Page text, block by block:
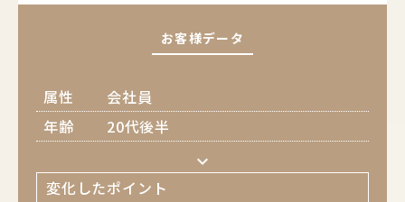
お客様データ
属性
会社員
年齢
20代後半
keyboard_arrow_down
変化したポイント